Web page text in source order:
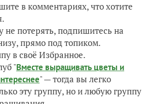
в комментариях, что хотите
не потерять, подпишитесь на
прямо под топиком.
в своё Избранное.
"Вместе выращивать цветы и
" — тогда вы легко
эту группу, но и любую группу